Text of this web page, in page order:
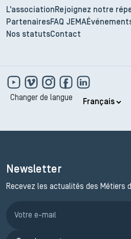
L'association Rejoignez notre
PartenairesFAQ JEMA
Nos statutsContact
Changer de langue
Newsletter
Recevez les actualités des Métiers